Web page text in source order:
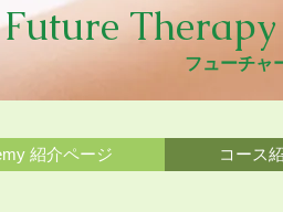
Future
フューチャ
紹介ページ コース